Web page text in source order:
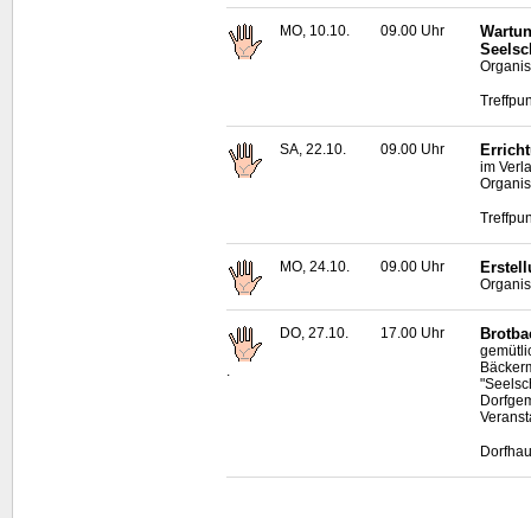
MO, 10.10. 09.00 Uhr
SA, 22.10. 09.00 Uhr
im
MO, 24.10. 09.00 Uhr
.
DO, 27.10. 17.00 Uhr